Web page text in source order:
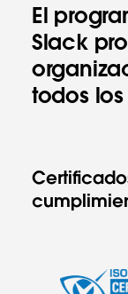
El
Slack
todos